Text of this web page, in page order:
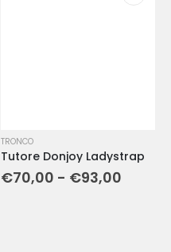
TRONCO
Tutore Donjoy Ladystrap
€70,00 - €93,00